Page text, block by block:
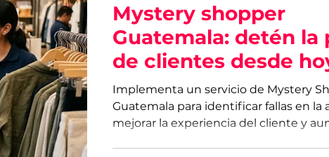
Mystery shopper
Guatemala: detén la
de clientes desde
Implementa un servicio de Mystery
Guatemala para identificar fallas en la
mejorar la experiencia del cliente y